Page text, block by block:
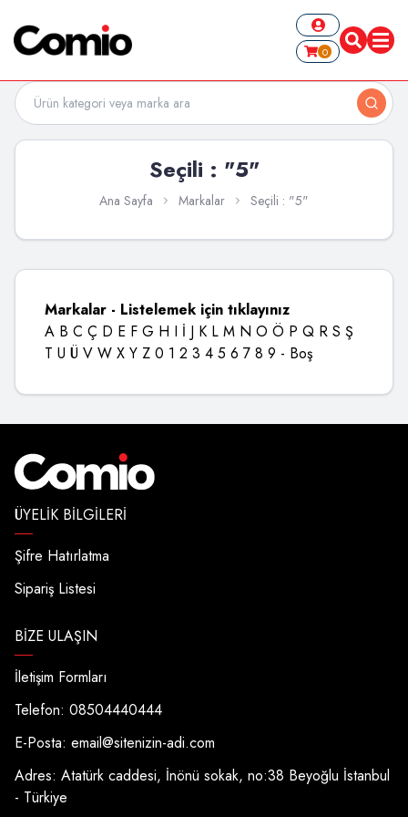
0
Seçili : "5"
Ana Sayfa Markalar Seçili : "5"
Markalar - Listelemek için tıklayınız
A B C Ç D E F G H I İ J K L M N O Ö P Q R S Ş
T U Ü V W X Y Z 0 1 2 3 4 5 6 7 8 9 - Boş
ÜYELIK BILGILERI
Şifre Hatırlatma
Sipariş Listesi
BIZE ULAŞIN
İletişim Formları
Telefon: 08504440444
E-Posta: email@sitenizin-adi.com
Adres: Atatürk caddesi, İnönü sokak, no:38 Beyoğlu İstanbul
- Türkiye